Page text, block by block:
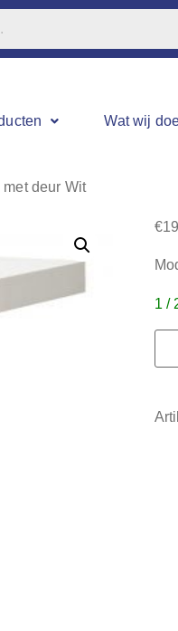
Wat wij
deur Wit
€
1 /